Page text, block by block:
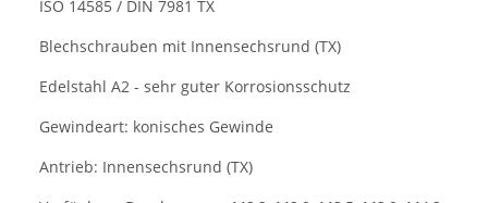
ISO 14585 / DIN 7981 TX
Blechschrauben mit Innensechsrund (TX)
Edelstahl A2 - sehr guter Korrosionsschutz
Gewindeart: konisches Gewinde
Antrieb: Innensechsrund (TX)